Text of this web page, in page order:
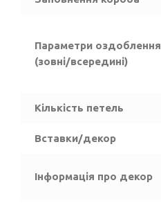
Параметри оздоблення
(зовні/всередині)
Кількість петель
Вставки/декор
Інформація про декор